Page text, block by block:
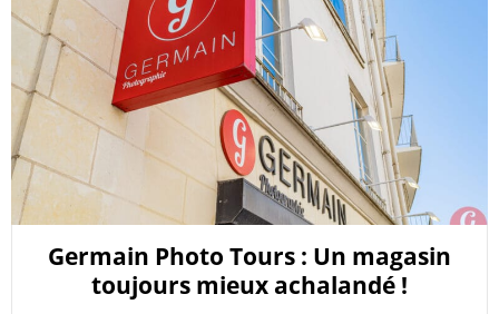
Germain Photo Tours : Un magasin
toujours mieux achalandé !